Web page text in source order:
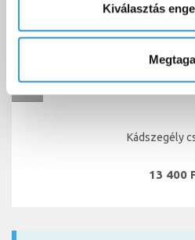
Kiválasztás
Kádszegély
13 400